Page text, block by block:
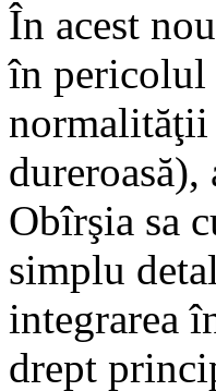
În acest
în pericolul
normalităţii
Obîrşia sa
simplu
integrarea
drept